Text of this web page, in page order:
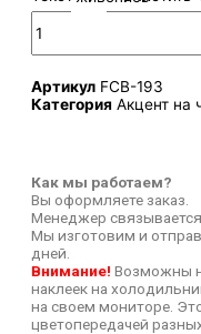
Артикул FCB-193
Категория Акцент на
Как мы работаем?
Вы оформляете заказ.
Менеджер
Мы изготовим и
дней.
Внимание! Возможны
наклеек на
на своем мониторе.
цветопередачей